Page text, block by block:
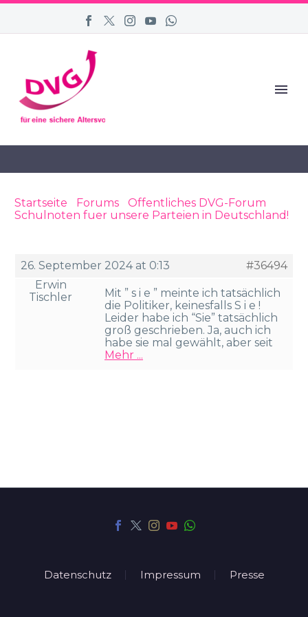
Startseite Forums Öffentliches DVG-Forum
Schulnoten fuer unsere Parteien in Deutschland!
26. September 2024 at 0:13
#36494
Erwin
Tischler
Mit ” s i e ” meinte ich tatsächlich
die Politiker, keinesfalls S i e !
Leider habe ich “Sie” tatsächlich
groß geschrieben. Ja, auch ich
habe sie mal gewählt, aber seit
Mehr ...
Datenschutz Impressum Presse